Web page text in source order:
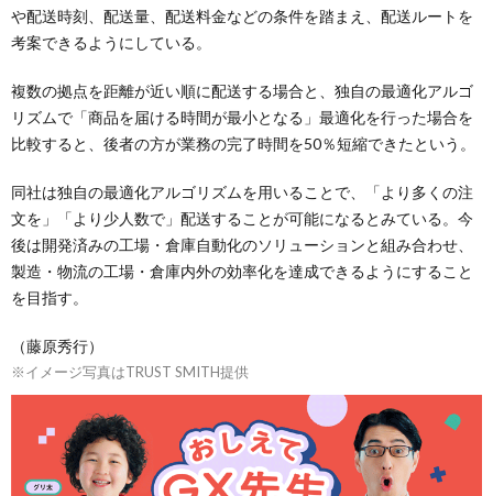
や配送時刻、配送量、配送料金などの条件を踏まえ、配送ルートを
考案できるようにしている。
複数の拠点を距離が近い順に配送する場合と、独自の最適化アルゴ
リズムで「商品を届ける時間が最小となる」最適化を行った場合を
比較すると、後者の方が業務の完了時間を50％短縮できたという。
同社は独自の最適化アルゴリズムを用いることで、「より多くの注
文を」「より少人数で」配送することが可能になるとみている。今
後は開発済みの工場・倉庫自動化のソリューションと組み合わせ、
製造・物流の工場・倉庫内外の効率化を達成できるようにすること
を目指す。
（藤原秀行）
※イメージ写真はTRUST SMITH提供